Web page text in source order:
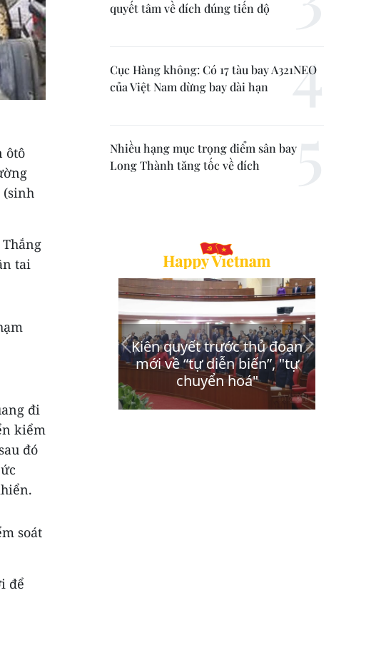
ôtô
(sinh
tai
đi
kiểm
đó
soát
để
quyết tâm về đích đúng tiến độ
Cục Hàng không: Có 17 tàu bay A321NEO
của Việt Nam dừng bay dài hạn
Nhiều hạng mục trọng điểm sân bay
Long Thành tăng tốc về đích